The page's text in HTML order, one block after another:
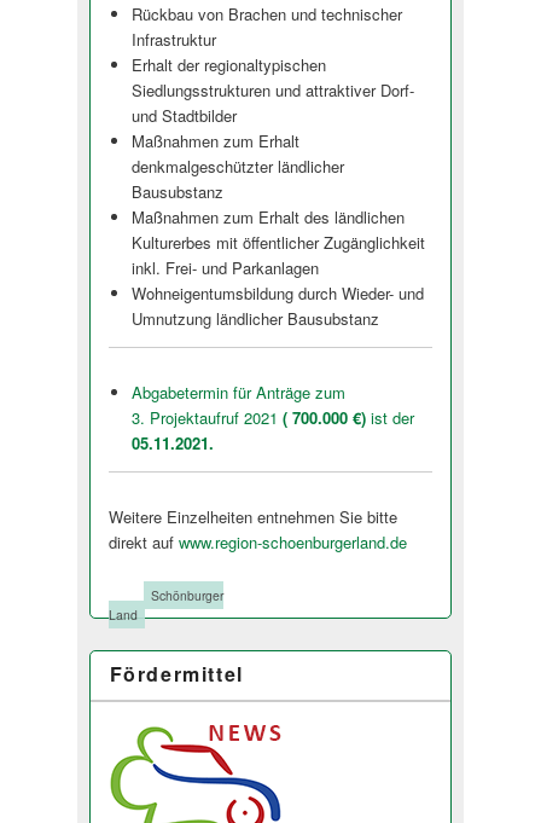
Rückbau von Brachen und technischer
Infrastruktur
Erhalt der regionaltypischen
Siedlungsstrukturen und attraktiver Dorf-
und Stadtbilder
Maßnahmen zum Erhalt
denkmalgeschützter ländlicher
Bausubstanz
Maßnahmen zum Erhalt des ländlichen
Kulturerbes mit öffentlicher Zugänglichkeit
inkl. Frei- und Parkanlagen
Wohneigentumsbil­dung durch Wieder- und
Umnutzung ländlicher Bausubstanz
Abgabetermin für Anträge zum
3. Projektaufruf 2021( 700.000 €) ist der
05.11.2021.
Weitere Einzelheiten entnehmen Sie bitte
direkt auf www.region-schoenburgerland.de
Schönburger
Land
Fördermittel